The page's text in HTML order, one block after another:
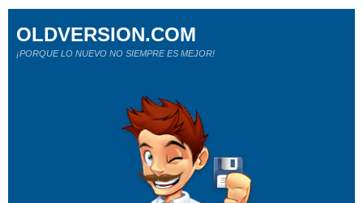
OLDVERSION.COM
¡PORQUE LO NUEVO NO SIEMPRE ES MEJOR!